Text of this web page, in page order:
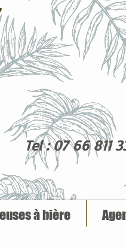
Tel : 07 66 811
à bière